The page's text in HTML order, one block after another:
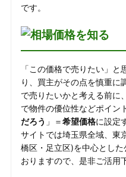
です。
「この価格で売りたい」
り、買主がその点を慎重に
で売りたいかと考える前に
で物件の優位性などポイン
だろう 」＝希望価格に設定
サイトでは埼玉県全域、東
橋区・足立区)を中心とし
おりますので、是非ご活用